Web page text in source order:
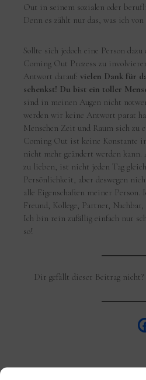
Out in seinem sozialen oder
Denn es zählt nur das, was ich
Sollte sich jedoch eine Person
Coming Out Prozess zu
Antwort darauf:vielen Dank für
schenkst! Du bist ein toller
sind in meinen Augen nicht
werden wir keine Antwort parat
Menschen Zeit und Raum sich zu
Coming Out ist keine Konstante
nicht mehr geändert werden kann.
zu lieben, ist nicht jeden Tag
Persönlichkeit, aber deswegen
alle Eigenschaften meiner
Freund, Kollege, Partner,
Ich bin rein zufällig einfach nur
so!
Dir gefällt dieser Beitrag nicht?